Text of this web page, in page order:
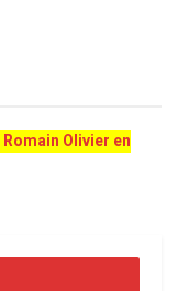
Olivier en